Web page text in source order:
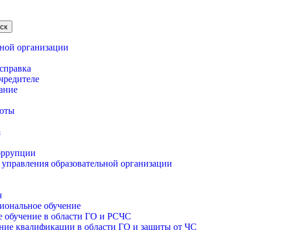
организации
образовательной организации
обучение
обучение в области ГО и РСЧС
квалификации в области ГО и защиты от ЧС